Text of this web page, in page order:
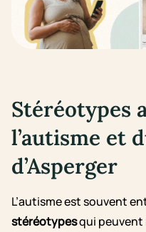
Stéréotypes
l’autisme et
d’Asperger
L’autisme est souvent
stéréotypesqui peuvent